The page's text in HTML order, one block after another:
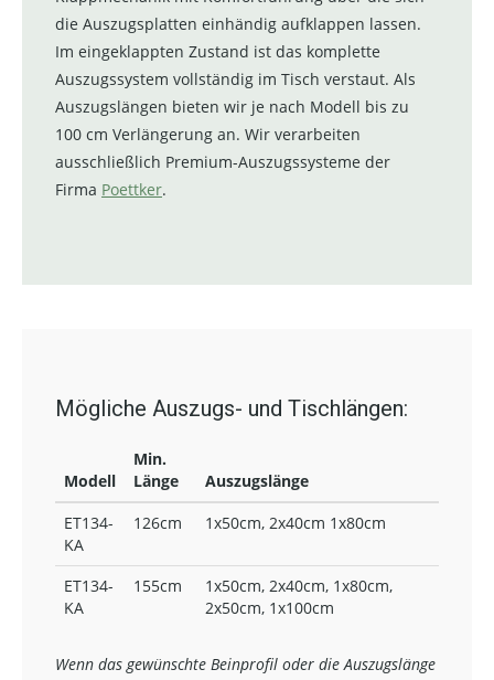
die Auszugsplatten einhändig aufklappen lassen.
Im eingeklappten Zustand ist das komplette
Auszugssystem vollständig im Tisch verstaut. Als
Auszugslängen bieten wir je nach Modell bis zu
100 cm Verlängerung an. Wir verarbeiten
ausschließlich Premium-Auszugssysteme der
Firma Poettker.
Mögliche Auszugs- und Tischlängen:
Modell
Min.
Länge
Auszugslänge
ET134-
KA
126cm 1x50cm, 2x40cm 1x80cm
ET134-
KA
155cm
1x50cm, 2x40cm, 1x80cm,
2x50cm, 1x100cm
Wenn das gewünschte Beinprofil oder die Auszugslänge